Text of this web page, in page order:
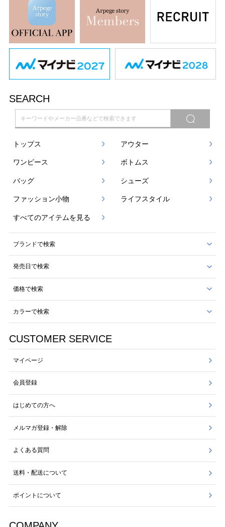
SEARCH
トップス アウター
ワンピース ボトムス
バッグ シューズ
ファッション小物 ライフスタイル
すべてのアイテムを見る
ブランドで検索
発売日で検索
価格で検索
カラーで検索
CUSTOMER SERVICE
マイページ
会員登録
はじめての方へ
メルマガ登録・解除
よくある質問
送料・配送について
ポイントについて